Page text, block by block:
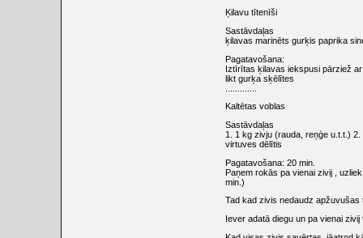
Ķilavu tītenīši
Sastāvdaļas
ķilavas marinēts gurķis paprika
Pagatavošana:
Iztīrītas ķilavas iekspusi pārziež
likt gurķa sķēlītes
Kaltētas voblas
Sastāvdaļas
1. 1 kg zivju (rauda, reņģe u.t.t.)
virtuves dēlītis
Pagatavošana: 20 min.
Paņem rokās pa vienai zivij ,
min.)
Tad kad zivis nedaudz
Iever adatā diegu un pa vienai